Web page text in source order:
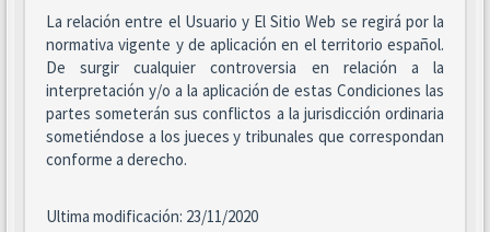
La relación entre el Usuario y El Sitio Web se regirá por la
normativa vigente y de aplicación en el territorio español.
De surgir cualquier controversia en relación a la
interpretación y/o a la aplicación de estas Condiciones las
partes someterán sus conflictos a la jurisdicción ordinaria
sometiéndose a los jueces y tribunales que correspondan
conforme a derecho.
Ultima modificación: 23/11/2020